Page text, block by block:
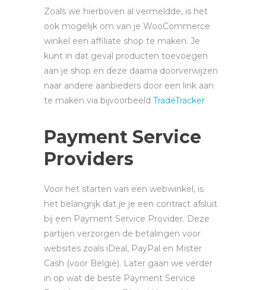
Zoals we hierboven al vermeldde, is het
ook mogelijk om van je WooCommerce
winkel een affiliate shop te maken. Je
kunt in dat geval producten toevoegen
aan je shop en deze daarna doorverwijzen
naar andere aanbieders door een link aan
te maken via bijvoorbeeld TradeTracker
Payment Service
Providers
Voor het starten van een webwinkel, is
het belangrijk dat je je een contract afsluit
bij een Payment Service Provider. Deze
partijen verzorgen de betalingen voor
websites zoals iDeal, PayPal en Mister
Cash (voor België). Later gaan we verder
in op wat de beste Payment Service